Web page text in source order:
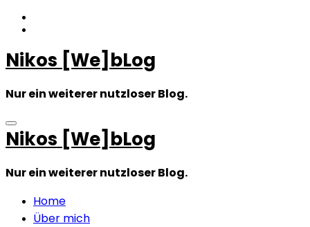
Zum
Inhalt
Nikos [We]bLog
Nur ein weiterer nutzloser Blog.
Nikos [We]bLog
Nur ein weiterer nutzloser Blog.
Home
Über mich